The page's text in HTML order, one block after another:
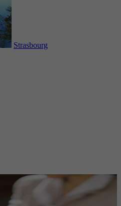
Strasbourg